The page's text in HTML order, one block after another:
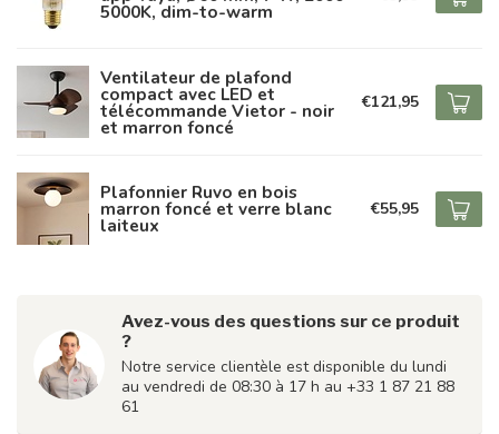
5000K, dim-to-warm
Ventilateur de plafond
compact avec LED et
télécommande Vietor - noir
et marron foncé
€121,95
Plafonnier Ruvo en bois
marron foncé et verre blanc
laiteux
€55,95
Avez-vous des questions sur ce produit
?
Notre service clientèle est disponible du lundi
au vendredi de 08:30 à 17 h au +33 1 87 21 88
61